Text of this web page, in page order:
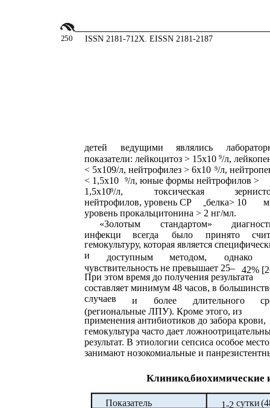
250 ISSN 2181-712X. EISSN 2181-2187
детей ведущими являлись
показатели: лейкоцитоз > 15х10 9/л,
< 5х109/л, нейтрофилез > 6х10 9/л,
< 1,5х10
9/л, юные формы нейтрофилов >
1,5х109/л, токсическая
нейтрофилов, уровень СР
-белка> 10
уровень прокальцитонина > 2 нг/мл.
«Золотым
стандартом»
инфекци
всегда было принято
гемокультуру, которая является
и
доступным методом,
однако
чувствительность не превышает 25–
42%
При этом время до получения результата
составляет минимум 48 часов, в
случаев
и более длительного
(региональные ЛПУ). Кроме этого, из
применения антибиотиков до забора крови,
гемокультура часто дает
результат. В этиологии сепсиса особое место
занимают нозокомиальные и
Клинико-биохимические
Показатель 1-2 сутки